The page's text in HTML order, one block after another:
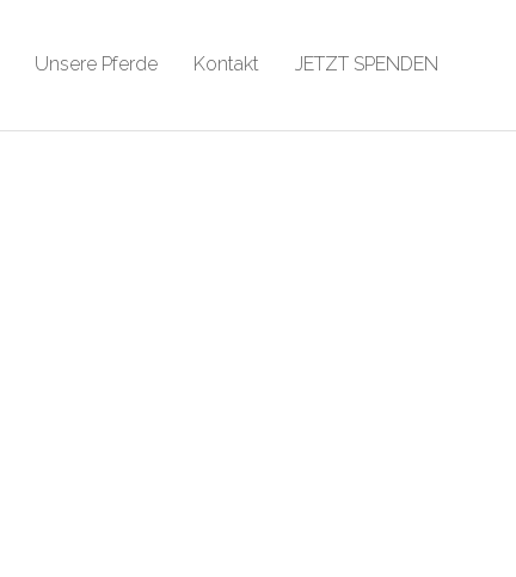
Unsere Pferde Kontakt JETZT SPENDEN